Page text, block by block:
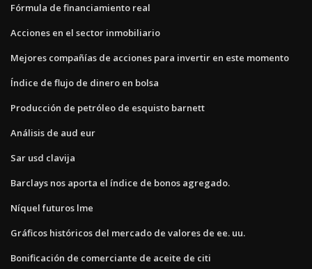
Fórmula de financiamiento real
Acciones en el sector inmobiliario
Mejores compañías de acciones para invertir en este momento
Índice de flujo de dinero en bolsa
Producción de petróleo de esquisto barnett
Análisis de aud eur
Sar usd clavija
Barclays nos aporta el índice de bonos agregado.
Níquel futuros lme
Gráficos históricos del mercado de valores de ee. uu.
Bonificación de comerciante de aceite de citi